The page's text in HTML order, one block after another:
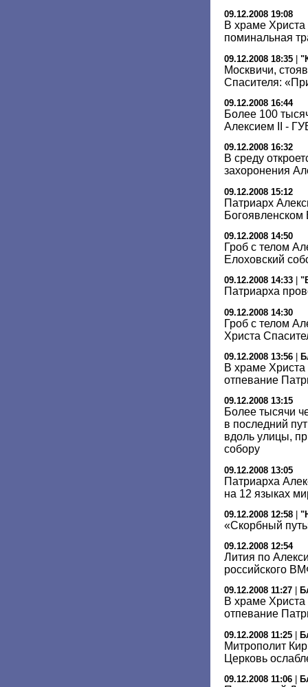
09.12.2008 19:08
В храме Христа
поминальная
09.12.2008 18:35 |
Москвичи,
Спасителя:
09.12.2008 16:44
Более 100
Алексием II -
09.12.2008 16:32
В среду
захоронения
09.12.2008 15:12
Патриарх
Богоявленском
09.12.2008 14:50
Гроб с телом
Елоховский
09.12.2008 14:33
Патриарха
09.12.2008 14:30
Гроб с телом
Христа
09.12.2008 13:56
В храме
отпевание
09.12.2008 13:15
Более тысячи
в последний
вдоль улицы,
собору
09.12.2008 13:05
Патриарха
на 12 языках
09.12.2008 12:58
«Скорбный
09.12.2008 12:54
Лития по
российского
09.12.2008 11:27
В храме Христа
отпевание
09.12.2008 11:25
Митрополит
Церковь
09.12.2008 11:06